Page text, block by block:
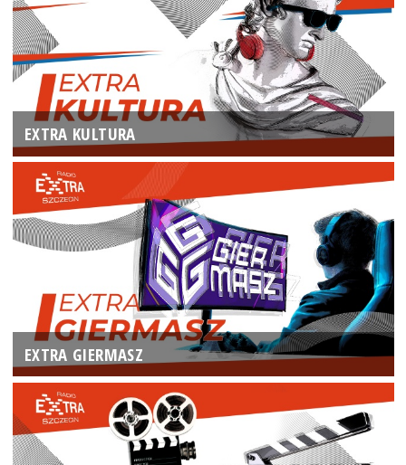
EXTRA KULTURA
EXTRA GIERMASZ